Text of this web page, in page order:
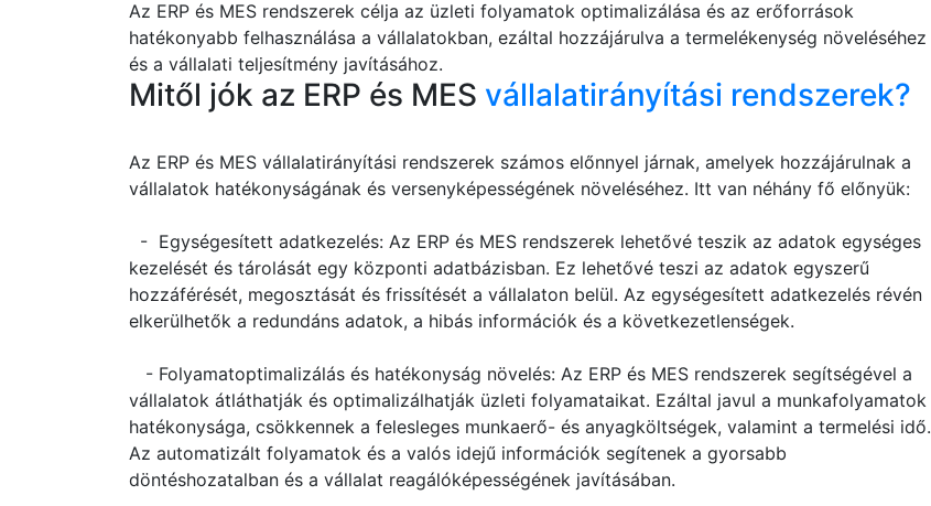
Az ERP és MES rendszerek célja az üzleti folyamatok optimalizálása és az erőforrások
hatékonyabb felhasználása a vállalatokban, ezáltal hozzájárulva a termelékenység növeléséhez
és a vállalati teljesítmény javításához.
Mitől jók az ERP és MES vállalatirányítási rendszerek?
Az ERP és MES vállalatirányítási rendszerek számos előnnyel járnak, amelyek hozzájárulnak a
vállalatok hatékonyságának és versenyképességének növeléséhez. Itt van néhány fő előnyük:
- Egységesített adatkezelés: Az ERP és MES rendszerek lehetővé teszik az adatok egységes
kezelését és tárolását egy központi adatbázisban. Ez lehetővé teszi az adatok egyszerű
hozzáférését, megosztását és frissítését a vállalaton belül. Az egységesített adatkezelés révén
elkerülhetők a redundáns adatok, a hibás információk és a következetlenségek.
- Folyamatoptimalizálás és hatékonyság növelés: Az ERP és MES rendszerek segítségével a
vállalatok átláthatják és optimalizálhatják üzleti folyamataikat. Ezáltal javul a munkafolyamatok
hatékonysága, csökkennek a felesleges munkaerő- és anyagköltségek, valamint a termelési idő.
Az automatizált folyamatok és a valós idejű információk segítenek a gyorsabb
döntéshozatalban és a vállalat reagálóképességének javításában.